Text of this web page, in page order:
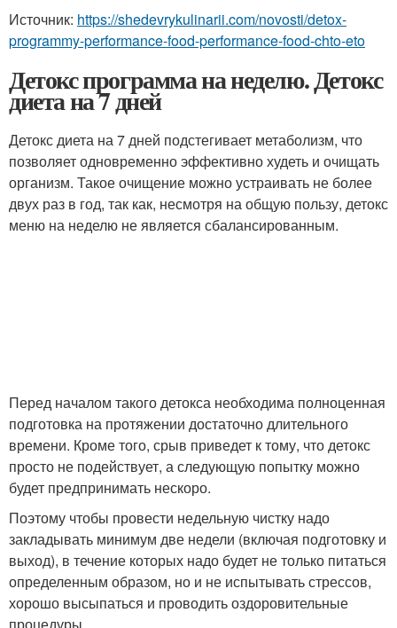
Источник: https://shedevrykulinarii.com/novosti/detox-
programmy-performance-food-performance-food-chto-eto
Детокс программа на неделю. Детокс
диета на 7 дней
Детокс диета на 7 дней подстегивает метаболизм, что
позволяет одновременно эффективно худеть и очищать
организм. Такое очищение можно устраивать не более
двух раз в год, так как, несмотря на общую пользу, детокс
меню на неделю не является сбалансированным.
Перед началом такого детокса необходима полноценная
подготовка на протяжении достаточно длительного
времени. Кроме того, срыв приведет к тому, что детокс
просто не подействует, а следующую попытку можно
будет предпринимать нескоро.
Поэтому чтобы провести недельную чистку надо
закладывать минимум две недели (включая подготовку и
выход), в течение которых надо будет не только питаться
определенным образом, но и не испытывать стрессов,
хорошо высыпаться и проводить оздоровительные
процедуры.